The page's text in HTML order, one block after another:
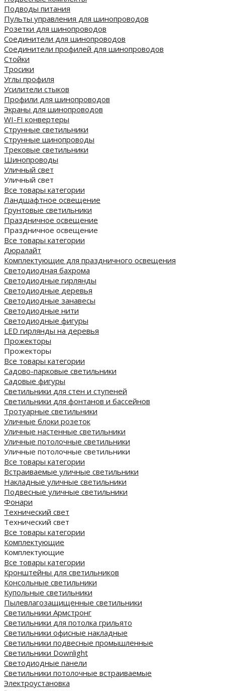
Подводы питания
Пульты управления для шинопроводов
Розетки для шинопроводов
Соединители для шинопроводов
Соединители профилей для шинопроводов
Стойки
Тросики
Углы профиля
Усилители стыков
Профили для шинопроводов
Экраны для шинопроводов
WI-FI конвертеры
Струнные светильники
Струнные шинопроводы
Трековые светильники
Шинопроводы
Уличный свет
Уличный свет
Все товары категории
Ландшафтное освещение
Грунтовые светильники
Праздничное освещение
Праздничное освещение
Все товары категории
Дюралайт
Комплектующие для праздничного освещения
Светодиодная бахрома
Светодиодные гирлянды
Светодиодные деревья
Светодиодные занавесы
Светодиодные нити
Светодиодные фигуры
LED гирлянды на деревья
Прожекторы
Прожекторы
Все товары категории
Садово-парковые светильники
Садовые фигуры
Светильники для стен и ступеней
Светильники для фонтанов и бассейнов
Тротуарные светильники
Уличные блоки розеток
Уличные настенные светильники
Уличные потолочные светильники
Уличные потолочные светильники
Все товары категории
Встраиваемые уличные светильники
Накладные уличные светильники
Подвесные уличные светильники
Фонари
Технический свет
Технический свет
Все товары категории
Комплектующие
Комплектующие
Все товары категории
Кронштейны для светильников
Консольные светильники
Купольные светильники
Пылевлагозащищенные светильники
Светильники Армстронг
Светильники для потолка грильято
Светильники офисные накладные
Светильники подвесные промышленные
Светильники Downlight
Светодиодные панели
Cветильники потолочные встраиваемые
Электроустановка